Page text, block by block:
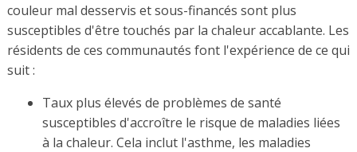
couleur mal desservis et sous-financés sont plus
susceptibles d'être touchés par la chaleur accablante. Les
résidents de ces communautés font l'expérience de ce qui
suit :
Taux plus élevés de problèmes de santé
susceptibles d'accroître le risque de maladies liées
à la chaleur. Cela inclut l'asthme, les maladies